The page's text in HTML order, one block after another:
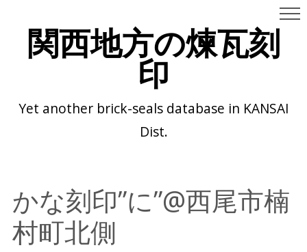
関西地方の煉瓦刻
印
Yet another brick-seals database in KANSAI
Dist.
かな刻印”に”@西尾市楠
村町北側